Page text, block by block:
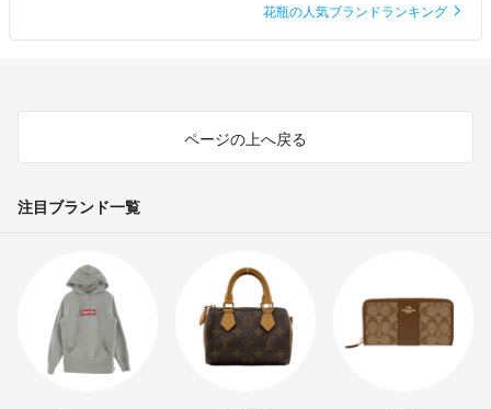
花瓶の人気ブランドランキング
ページの上へ戻る
注目ブランド一覧